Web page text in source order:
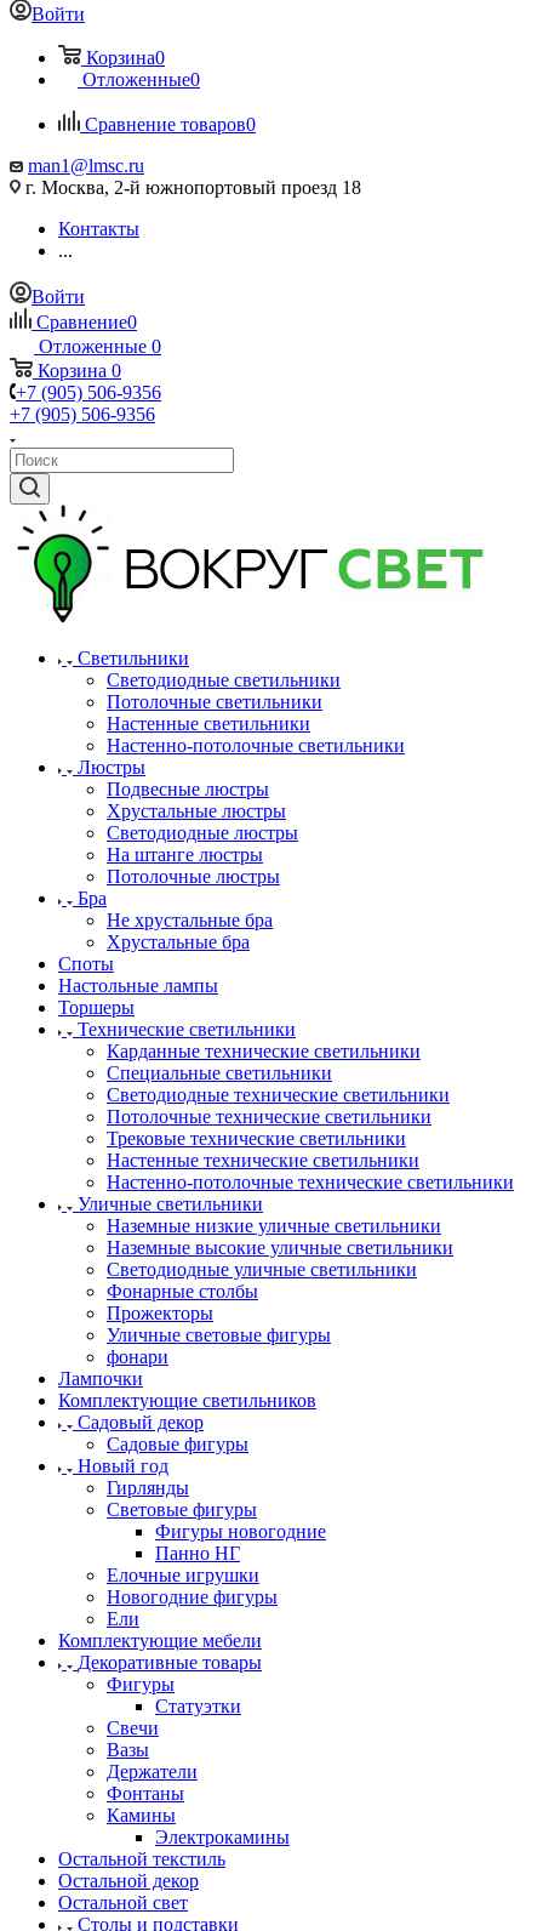
Войти
Корзина0
Отложенные0
Сравнение товаров0
man1@lmsc.ru
г. Москва, 2-й южнопортовый проезд 18
Контакты
...
Войти
Сравнение0
Отложенные 0
Корзина 0
+7 (905) 506-9356
+7 (905) 506-9356
Светильники
Светодиодные светильники
Потолочные светильники
Настенные светильники
Настенно-потолочные светильники
Люстры
Подвесные люстры
Хрустальные люстры
Светодиодные люстры
На штанге люстры
Потолочные люстры
Бра
Не хрустальные бра
Хрустальные бра
Споты
Настольные лампы
Торшеры
Технические светильники
Карданные технические светильники
Специальные светильники
Светодиодные технические светильники
Потолочные технические светильники
Трековые технические светильники
Настенные технические светильники
Настенно-потолочные технические светильники
Уличные светильники
Наземные низкие уличные светильники
Наземные высокие уличные светильники
Светодиодные уличные светильники
Фонарные столбы
Прожекторы
Уличные световые фигуры
фонари
Лампочки
Комплектующие светильников
Садовый декор
Садовые фигуры
Новый год
Гирлянды
Световые фигуры
Фигуры новогодние
Панно НГ
Елочные игрушки
Новогодние фигуры
Ели
Комплектующие мебели
Декоративные товары
Фигуры
Статуэтки
Свечи
Вазы
Держатели
Фонтаны
Камины
Электрокамины
Остальной текстиль
Остальной декор
Остальной свет
Столы и подставки